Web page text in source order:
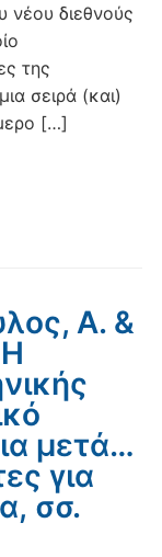
νέου διεθνούς
της
σειρά (και)
[…]
Α. &
μετά…
για
σσ.